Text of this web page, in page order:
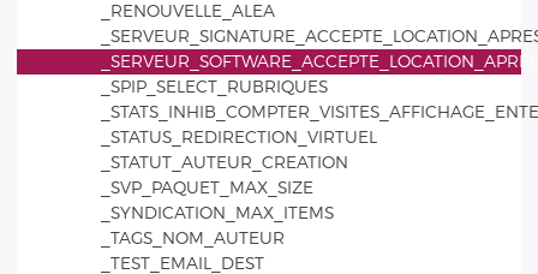
_RENOUVELLE_ALEA
_SPIP_SELECT_RUBRIQUES
_STATUS_REDIRECTION_VIRTUEL
_STATUT_AUTEUR_CREATION
_SVP_PAQUET_MAX_SIZE
_SYNDICATION_MAX_ITEMS
_TAGS_NOM_AUTEUR
_TEST_EMAIL_DEST